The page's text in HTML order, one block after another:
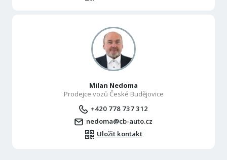
Milan Nedoma
Prodejce vozů České Budějovice
+420 778 737 312
nedoma@cb-auto.cz
Uložit kontakt